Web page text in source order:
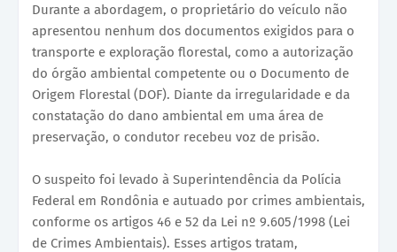
Durante a abordagem, o proprietário do veículo não
apresentou nenhum dos documentos exigidos para o
transporte e exploração florestal, como a autorização
do órgão ambiental competente ou o Documento de
Origem Florestal (DOF). Diante da irregularidade e da
constatação do dano ambiental em uma área de
preservação, o condutor recebeu voz de prisão.
O suspeito foi levado à Superintendência da Polícia
Federal em Rondônia e autuado por crimes ambientais,
conforme os artigos 46 e 52 da Lei nº 9.605/1998 (Lei
de Crimes Ambientais). Esses artigos tratam,